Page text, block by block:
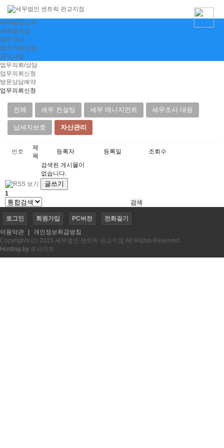
세무법인소개
세목별세금
업무안내
업무의뢰/상담
공지사항
업무의뢰/상담
업무의뢰신청
방문상담예약
업무의뢰신청
전체 세무 컨설팅 세무 매니지먼트 세무조사 대응
납세자보호 자산관리
번호
제
목
등록자 등록일
조회수
검색된 게시물이
없습니다.
글쓰기
1
로그인 회원가입 PC버전
전화걸기
이용약관
개인정보취급방침
Copyrights (c) 2015 세무법인 센트릭 판교지점 All Rights Reserved.
Hosting by 로사이트